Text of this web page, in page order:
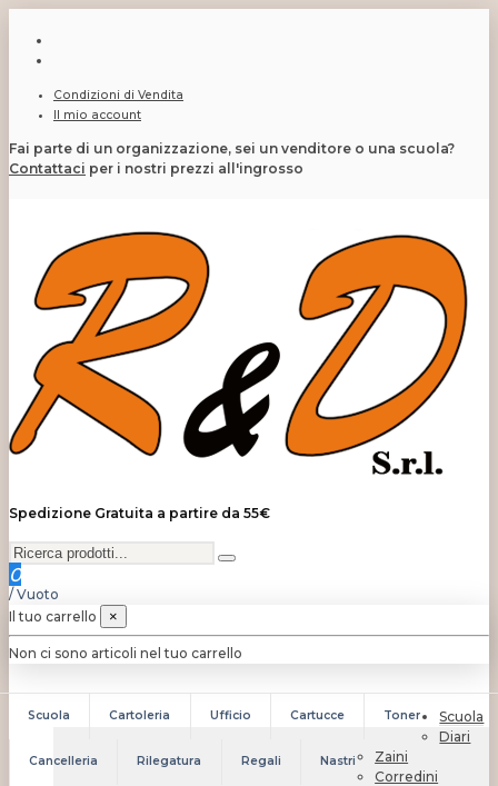
Condizioni di Vendita
Il mio account
Fai parte di un organizzazione, sei un venditore o una scuola?
Contattaci per i nostri prezzi all'ingrosso
Spedizione Gratuita a partire da 55€
0
/ Vuoto
Il tuo carrello
×
Non ci sono articoli nel tuo carrello
Scuola Cartoleria Ufficio Cartucce Toner
Cancelleria Rilegatura Regali Nastri
Scuola
Diari
Zaini
Corredini